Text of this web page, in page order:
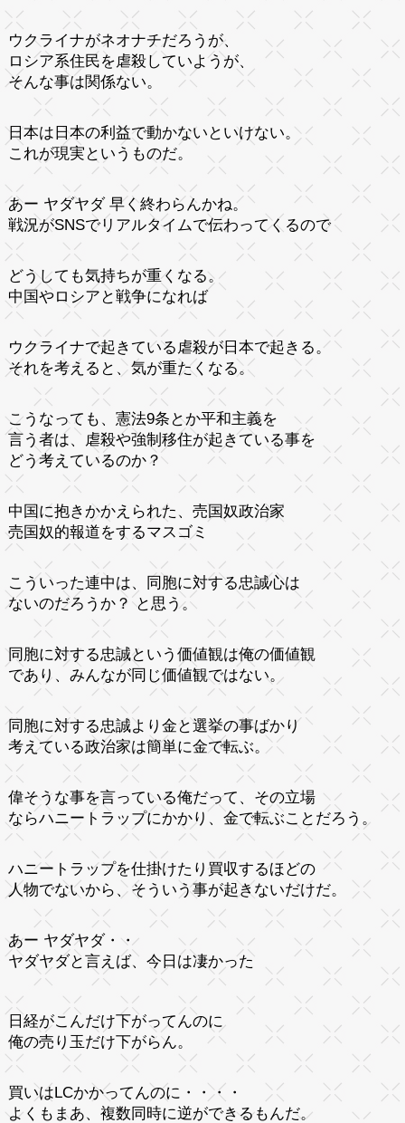
ウクライナがネオナチだろうが、
ロシア系住民を虐殺していようが、
そんな事は関係ない。
日本は日本の利益で動かないといけない。
これが現実というものだ。
あー ヤダヤダ 早く終わらんかね。
戦況がSNSでリアルタイムで伝わってくるので
どうしても気持ちが重くなる。
中国やロシアと戦争になれば
ウクライナで起きている虐殺が日本で起きる。
それを考えると、気が重たくなる。
こうなっても、憲法9条とか平和主義を
言う者は、虐殺や強制移住が起きている事を
どう考えているのか？
中国に抱きかかえられた、売国奴政治家
売国奴的報道をするマスゴミ
こういった連中は、同胞に対する忠誠心は
ないのだろうか？ と思う。
同胞に対する忠誠という価値観は俺の価値観
であり、みんなが同じ価値観ではない。
同胞に対する忠誠より金と選挙の事ばかり
考えている政治家は簡単に金で転ぶ。
偉そうな事を言っている俺だって、その立場
ならハニートラップにかかり、金で転ぶことだろう。
ハニートラップを仕掛けたり買収するほどの
人物でないから、そういう事が起きないだけだ。
あー ヤダヤダ・・
ヤダヤダと言えば、今日は凄かった
日経がこんだけ下がってんのに
俺の売り玉だけ下がらん。
買いはLCかかってんのに・・・・
よくもまあ、複数同時に逆ができるもんだ。